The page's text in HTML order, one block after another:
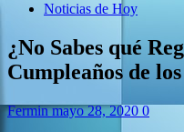
Noticias de Hoy
¿No Sabes qué
Cumpleaños de
Ferminmayo 28, 2020 0